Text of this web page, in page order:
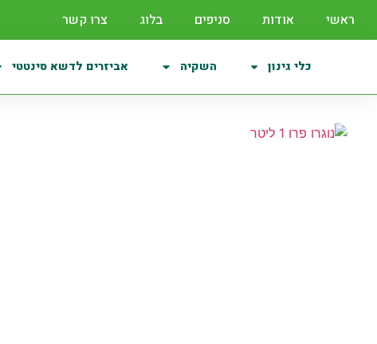
ראשי אודות סניפים בלוג צרו קשר
כלי גינון השקיה אביזרים לדשא סינטטי